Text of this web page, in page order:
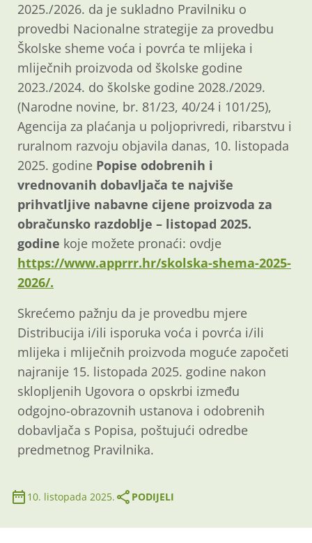
2025./2026. da je sukladno Pravilniku o
provedbi Nacionalne strategije za provedbu
Školske sheme voća i povrća te mlijeka i
mliječnih proizvoda od školske godine
2023./2024. do školske godine 2028./2029.
(Narodne novine, br. 81/23, 40/24 i 101/25),
Agencija za plaćanja u poljoprivredi, ribarstvu i
ruralnom razvoju objavila danas, 10. listopada
2025. godine Popise odobrenih i
vrednovanih dobavljača te najviše
prihvatljive nabavne cijene proizvoda za
obračunsko razdoblje – listopad 2025.
godine koje možete pronaći: ovdje
https://www.apprrr.hr/skolska-shema-2025-
2026/.
Skrećemo pažnju da je provedbu mjere
Distribucija i/ili isporuka voća i povrća i/ili
mlijeka i mliječnih proizvoda moguće započeti
najranije 15. listopada 2025. godine nakon
sklopljenih Ugovora o opskrbi između
odgojno-obrazovnih ustanova i odobrenih
dobavljača s Popisa, poštujući odredbe
predmetnog Pravilnika.
10. listopada 2025. PODIJELI